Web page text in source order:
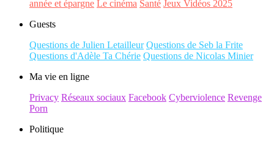
année et épargne Le cinéma Santé Jeux Vidéos 2025
Guests
Questions de Julien Letailleur Questions de Seb la Frite
Questions d'Adèle Ta Chérie Questions de Nicolas Minier
Ma vie en ligne
Privacy Réseaux sociaux Facebook Cyberviolence Revenge
Porn
Politique